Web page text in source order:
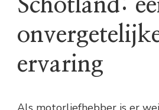
Schotland:
ervaring